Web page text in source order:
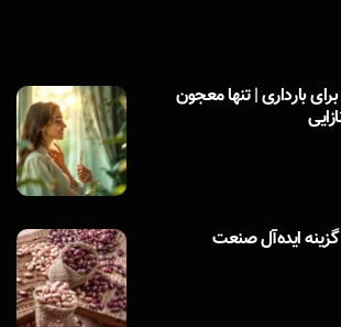
بارداری | تنها معجون
گزینه ایده‌آل صنعت